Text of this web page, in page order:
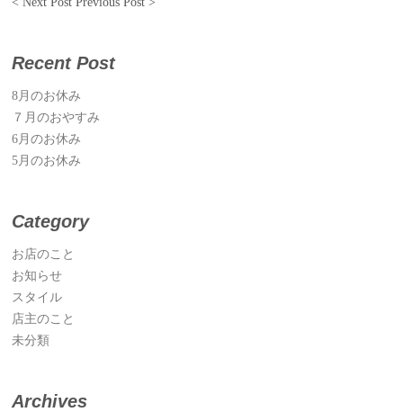
Recent Post
8月のお休み
７月のおやすみ
6月のお休み
5月のお休み
Category
お店のこと
お知らせ
スタイル
店主のこと
未分類
Archives